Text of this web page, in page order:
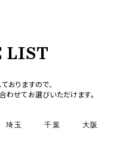
LIST
おりますので、
わせてお選びいただけます。
埼玉 千葉 大阪